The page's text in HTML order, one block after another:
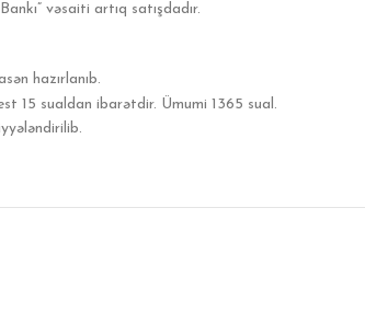
vəsaiti artıq satışdadır.
hazırlanıb.
15 sualdan ibarətdir. Ümumi 1365 sual.